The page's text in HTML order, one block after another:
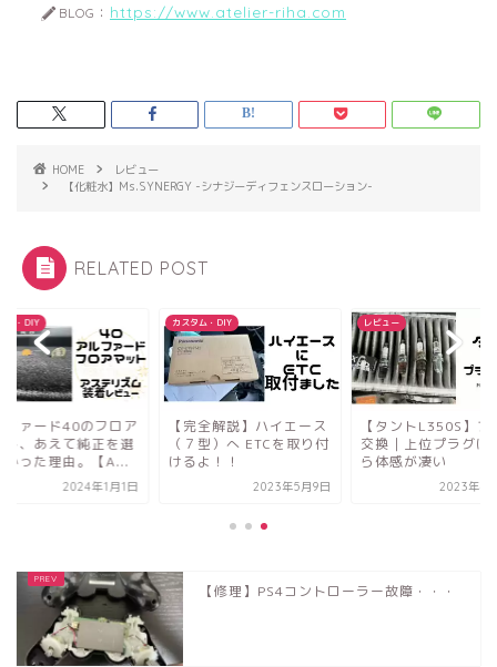
BLOG： https://www.atelier-riha.com
HOME
レビュー
【化粧水】Ms.SYNERGY -シナジーディフェンスローション-
RELATED POST
ム・DIY
ファード40のフロア
ト、あえて純正を選
かった理由。【A...
2024年1月1日
カスタム・DIY
【完全解説】ハイエース
（７型）へ ETCを取り付
けるよ！！
2023年5月9日
レビュー
【タントL350S】プ
交換｜上位プラグに
ら体感が凄い
2023年4
【修理】PS4コントローラー故障・・・